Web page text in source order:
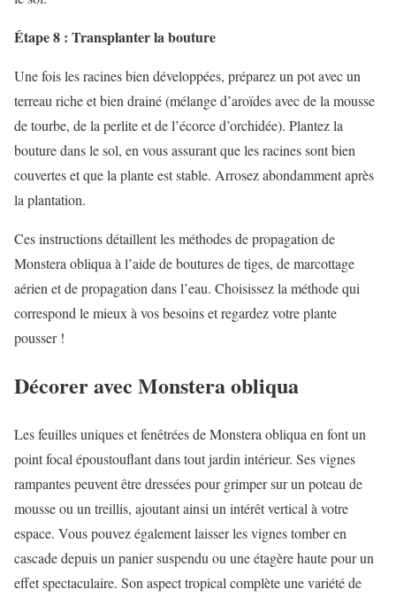
Étape 8 : Transplanter la bouture
Une fois les racines bien développées, préparez un pot avec un
terreau riche et bien drainé (mélange d’aroïdes avec de la mousse
de tourbe, de la perlite et de l’écorce d’orchidée). Plantez la
bouture dans le sol, en vous assurant que les racines sont bien
couvertes et que la plante est stable. Arrosez abondamment après
la plantation.
Ces instructions détaillent les méthodes de propagation de
Monstera obliqua à l’aide de boutures de tiges, de marcottage
aérien et de propagation dans l’eau. Choisissez la méthode qui
correspond le mieux à vos besoins et regardez votre plante
pousser !
Décorer avec Monstera obliqua
Les feuilles uniques et fenêtrées de Monstera obliqua en font un
point focal époustouflant dans tout jardin intérieur. Ses vignes
rampantes peuvent être dressées pour grimper sur un poteau de
mousse ou un treillis, ajoutant ainsi un intérêt vertical à votre
espace. Vous pouvez également laisser les vignes tomber en
cascade depuis un panier suspendu ou une étagère haute pour un
effet spectaculaire. Son aspect tropical complète une variété de